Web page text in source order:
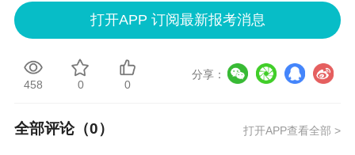
打开APP 订阅最新报考消息
458 0 0
分享：
全部评论（0） 打开APP查看全部 >